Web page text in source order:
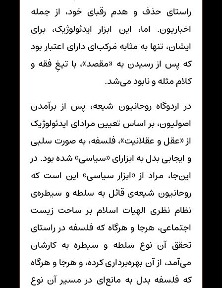
راستای حذف و هدم رقبای خود، از جمله
اخباریون. اما، این ابزار ایدئولوژیک، برای
ایشان، تنها به مثابه مَرکب‌ای دارای اعتبار بود
که پس از رسیدن به «مقصد»، با تیغِ فقه و
کلام مثله و نابود می‌شد.
در اردوگاه روحانیون شیعه، پس از برآمدن
اصولیون، بر اساس تعیین مرادای ایدئولوژیک
از «عقل و عقلانیت»، فلسفه، به صورت سلبی
و ایجابی بدل به ابزارای «سیاسی» شده بود. در
این‌جا، مراد از «ابزار سیاسی» این است که
روحانیون شیعه‌ی قائل به سلطه و سیطره‌ی
نظام نظری الهیات اسلام بر ساحت زیست
اجتماعی، هرجا و هرگاه که فلسفه در راستای
تحقق آن نوع سلطه و سیطره به کارشان
می‌آمد، از آن بهره‌برداری کرده، و هرجا و هرگاه
که فلسفه بدل به مانع‌ای در مسیر آن نوع